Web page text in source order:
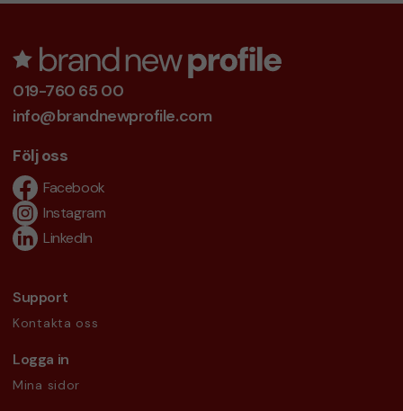
019-760 65 00
info@brandnewprofile.com
Följ oss
Facebook
Instagram
LinkedIn
Support
Kontakta oss
Logga in
Mina sidor